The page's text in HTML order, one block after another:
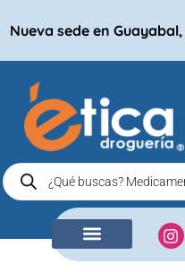
Nueva sede en Guayabal,